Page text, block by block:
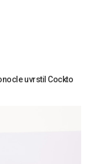
uvrstil Cockto